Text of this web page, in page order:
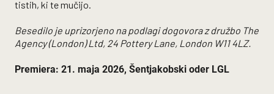
tistih, ki te mučijo.
Besedilo je uprizorjeno na podlagi dogovora z družbo The
Agency (London) Ltd, 24 Pottery Lane, London W11 4LZ.
Premiera: 21. maja 2026, Šentjakobski oder LGL